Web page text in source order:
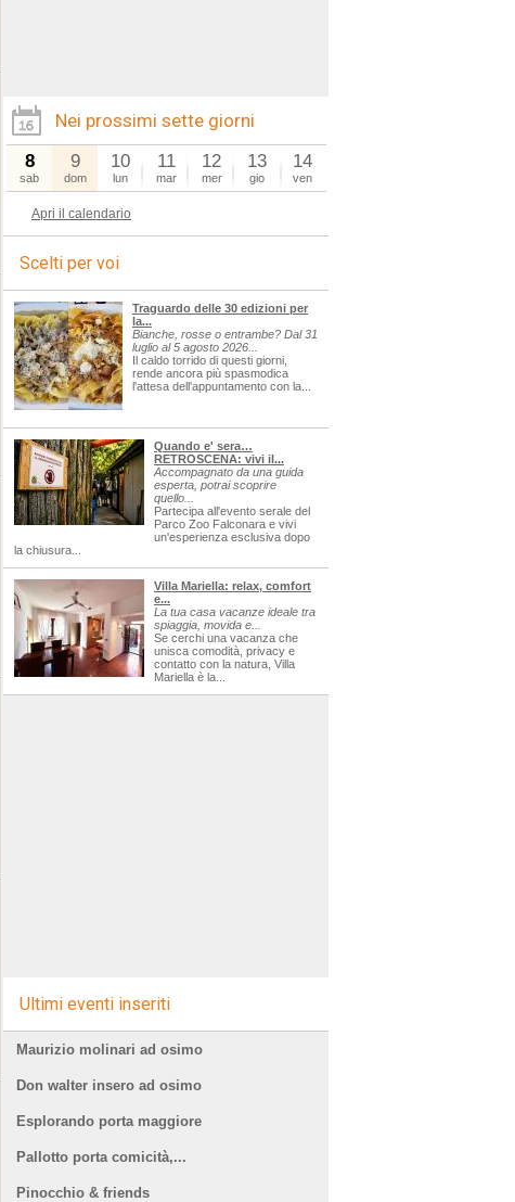
Nei prossimi sette giorni
8
sab
9
dom
10
lun
11
mar
12
mer
13
gio
14
ven
Apri il calendario
Scelti per voi
Traguardo delle 30 edizioni per
la...
Bianche, rosse o entrambe? Dal 31
luglio al 5 agosto 2026...
Il caldo torrido di questi giorni,
rende ancora più spasmodica
l'attesa dell'appuntamento con la...
Quando e' sera…
RETROSCENA: vivi il...
Accompagnato da una guida
esperta, potrai scoprire
quello...
Partecipa all'evento serale del
Parco Zoo Falconara e vivi
un'esperienza esclusiva dopo
la chiusura...
Villa Mariella: relax, comfort
e...
La tua casa vacanze ideale tra
spiaggia, movida e...
Se cerchi una vacanza che
unisca comodità, privacy e
contatto con la natura, Villa
Mariella è la...
Ultimi eventi inseriti
Maurizio molinari ad osimo
Don walter insero ad osimo
Esplorando porta maggiore
Pallotto porta comicità,...
Pinocchio & friends